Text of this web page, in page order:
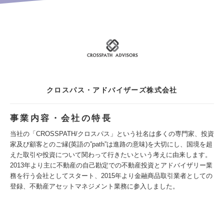
クロスパス・アドバイザーズ株式会社
事業内容・会社の特長
当社の「CROSSPATH/クロスパス」という社名は多くの専門家、投資
家及び顧客とのご縁(英語の”path”は進路の意味)を大切にし、国境を超
えた取引や投資について関わって行きたいという考えに由来します。
2013年より主に不動産の自己勘定での不動産投資とアドバイザリー業
務を行う会社としてスタート、2015年より金融商品取引業者としての
登録、不動産アセットマネジメント業務に参入しました。